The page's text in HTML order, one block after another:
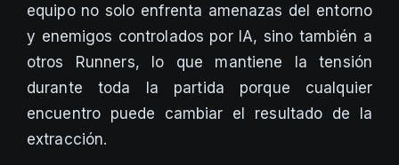
equipo no solo enfrenta amenazas del entorno
y enemigos controlados por IA, sino también a
otros Runners, lo que mantiene la tensión
durante toda la partida porque cualquier
encuentro puede cambiar el resultado de la
extracción.